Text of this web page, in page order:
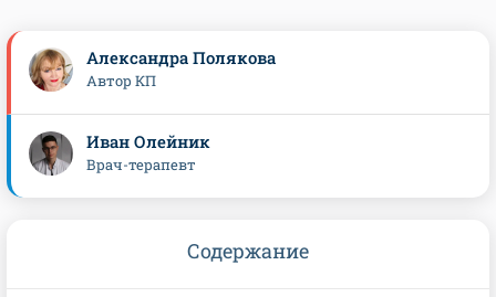
Александра Полякова
Автор КП
Иван Олейник
Врач-терапевт
Содержание